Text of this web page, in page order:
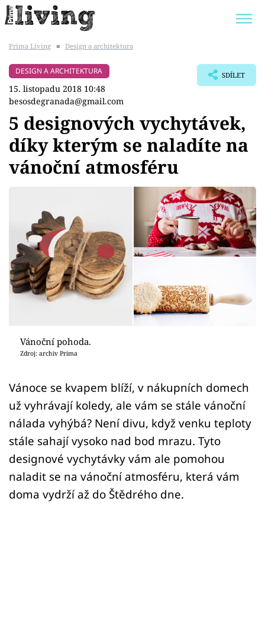
BYDLENÍ SLAVNÝCH
ZAHRADA
Témata
Bydlení
Zahrada
Design
Sledujte prima+
Přihlášení
Sledujte nás
Prima Living ■ Design a architektura
DESIGN A ARCHITEKTURA
15. listopadu 2018 10:48
besosdegranada@gmail.com
SDÍLET
5 designových vychytávek,
díky kterým se naladíte na
vánoční atmosféru
Vánoční pohoda.
Zdroj: archiv Prima
Vánoce se kvapem blíží, v nákupních domech
už vyhrávají koledy, ale vám se stále vánoční
nálada vyhýbá? Není divu, když venku teploty
stále sahají vysoko nad bod mrazu. Tyto
designové vychytávky vám ale pomohou
naladit se na vánoční atmosféru, která vám
doma vydrží až do Štědrého dne.